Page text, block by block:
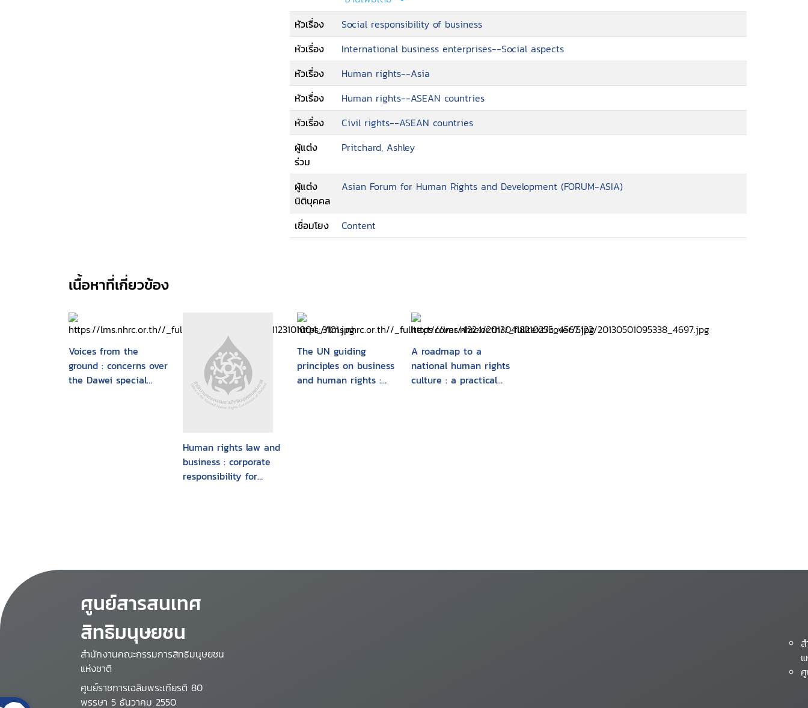
the sub-region, and demonstrates that voluntary CSR initiatives promoted by businesses
 and by ASEAN institutions  are insufficient. It calls for a move from the CSR approach
towards principles of Corporate Accountability, which emphasises, among others, the
need for legally binding and enforceable requirements upon businesses with regard to
the protection of human rights in accordance with international human rights norms and
standards, and for meaningful redress for human rights violations.
หัวเรื่อง
Social responsibility of business
หัวเรื่อง
International business enterprises--Social aspects
หัวเรื่อง
Human rights--Asia
หัวเรื่อง
Human rights--ASEAN countries
หัวเรื่อง
Civil rights--ASEAN countries
ผู้แต่ง
ร่วม
Pritchard, Ashley
ผู้แต่ง
นิติบุคคล
Asian Forum for Human Rights and Development (FORUM-ASIA)
เชื่อมโยง Content
เนื้อหาที่เกี่ยวข้อง
Voices from the
ground : concerns over
the Dawei special
Human rights law and
business : corporate
responsibility for
The UN guiding
principles on business
and human rights :
A roadmap to a
national human rights
culture : a practical
ศูนย์สารสนเทศ
สิทธิมนุษยชน
สำนักงานคณะกรรมการสิทธิมนุษยชน
แห่งชาติ
ศูนย์ราชการเฉลิมพระเกียรติ 80
พรรษา 5 ธันวาคม 2550